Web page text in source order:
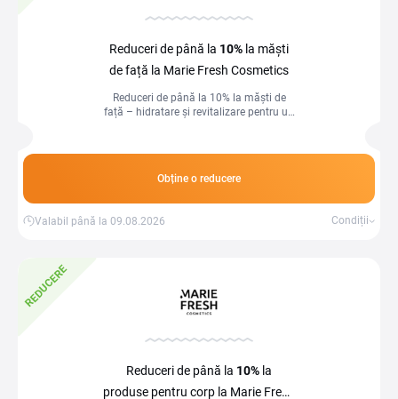
Reduceri de până la 10% la măști
de față la Marie Fresh Cosmetics
Reduceri de până la 10% la măști de
față – hidratare și revitalizare pentru un
Obține o reducere
Valabil până la 09.08.2026 Condiții
REDUCERE
Reduceri de până la 10% la
produse pentru corp la Marie Fresh